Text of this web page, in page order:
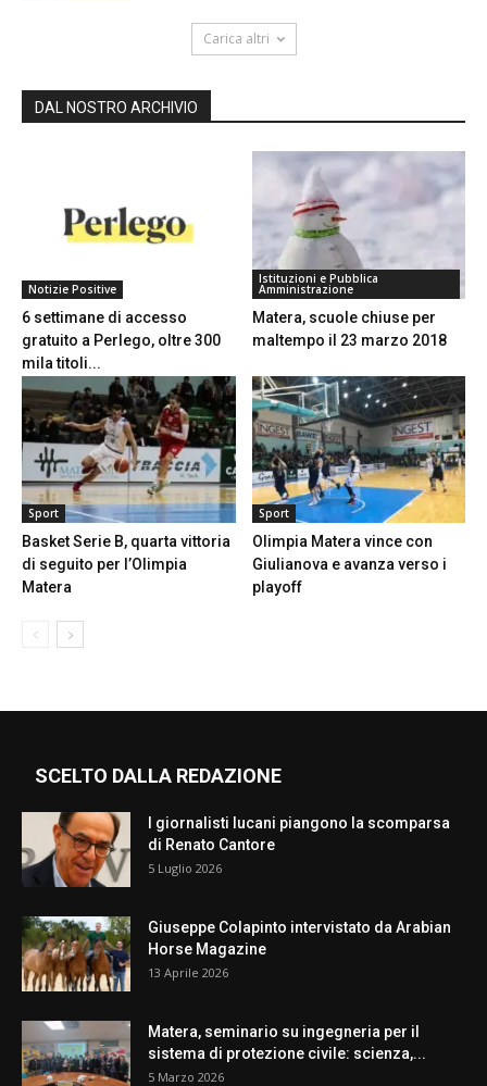
Carica altri
DAL NOSTRO ARCHIVIO
Notizie Positive
6 settimane di accesso
gratuito a Perlego, oltre 300
mila titoli...
Istituzioni e Pubblica
Amministrazione
Matera, scuole chiuse per
maltempo il 23 marzo 2018
Sport
Basket Serie B, quarta vittoria
di seguito per l’Olimpia
Matera
Sport
Olimpia Matera vince con
Giulianova e avanza verso i
playoff
SCELTO DALLA REDAZIONE
I giornalisti lucani piangono la scomparsa
di Renato Cantore
5 Luglio 2026
Giuseppe Colapinto intervistato da Arabian
Horse Magazine
13 Aprile 2026
Matera, seminario su ingegneria per il
sistema di protezione civile: scienza,...
5 Marzo 2026